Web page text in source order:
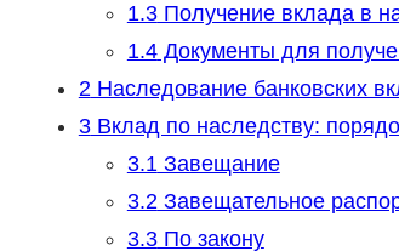
1.3Получение вклада в
1.4Документы для
2Наследование банковских
3Вклад по наследству:
3.1Завещание
3.2Завещательное
3.3По закону